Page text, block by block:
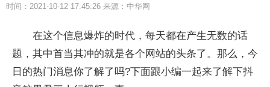
时间：2021-10-12 17:45:26 来源：中华网
在这个信息爆炸的时代，每天都在产生无数的话
题，其中首当其冲的就是各个网站的头条了。那么，今
日的热门消息你了解了吗?下面跟小编一起来了解下抖